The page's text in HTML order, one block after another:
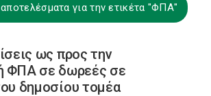
για την ετικέτα "ΦΠΑ"
ως προς την
ΦΠΑ σε δωρεές σε
δημοσίου τομέα